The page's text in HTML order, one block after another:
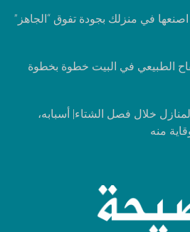
الطبيعي في البيت خطوة بخطوة
خلال فصل الشتاء| أسبابه،
منه